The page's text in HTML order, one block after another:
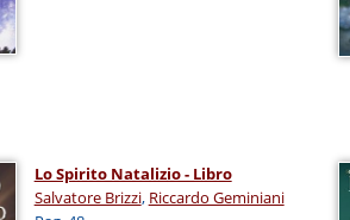
Lo Spirito Natalizio - Libro
Salvatore Brizzi, Riccardo Geminiani